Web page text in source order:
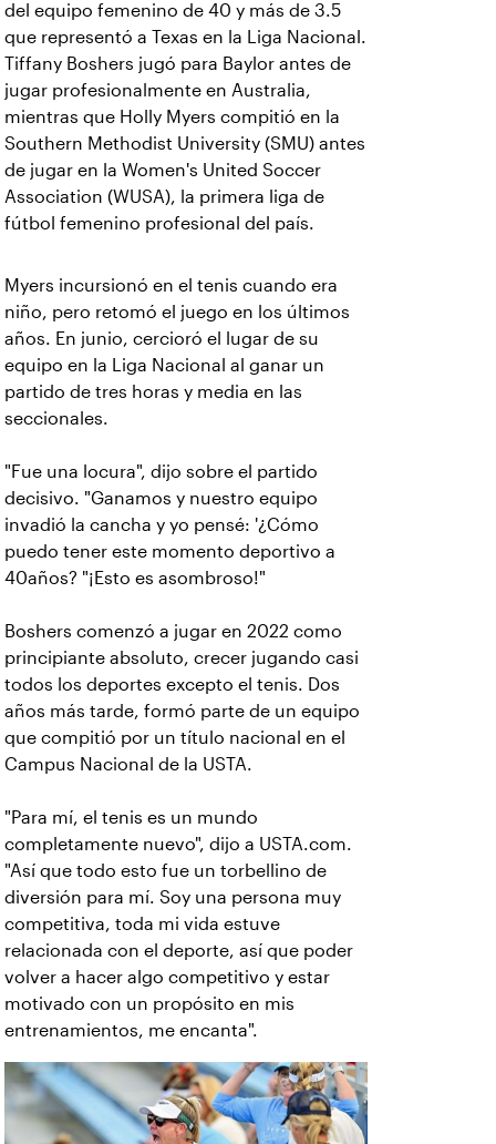
del equipo femenino de 40 y más de 3.5
que representó a Texas en la Liga Nacional.
Tiffany Boshers jugó para Baylor antes de
jugar profesionalmente en Australia,
mientras que Holly Myers compitió en la
Southern Methodist University (SMU) antes
de jugar en la Women's United Soccer
Association (WUSA), la primera liga de
fútbol femenino profesional del país.
Myers incursionó en el tenis cuando era
niño, pero retomó el juego en los últimos
años. En junio, cercioró el lugar de su
equipo en la Liga Nacional al ganar un
partido de tres horas y media en las
seccionales.
"Fue una locura", dijo sobre el partido
decisivo. "Ganamos y nuestro equipo
invadió la cancha y yo pensé: '¿Cómo
puedo tener este momento deportivo a
40años? "¡Esto es asombroso!"
Boshers comenzó a jugar en 2022 como
principiante absoluto, crecer jugando casi
todos los deportes excepto el tenis. Dos
años más tarde, formó parte de un equipo
que compitió por un título nacional en el
Campus Nacional de la USTA.
"Para mí, el tenis es un mundo
completamente nuevo", dijo a USTA.com.
"Así que todo esto fue un torbellino de
diversión para mí. Soy una persona muy
competitiva, toda mi vida estuve
relacionada con el deporte, así que poder
volver a hacer algo competitivo y estar
motivado con un propósito en mis
entrenamientos, me encanta".